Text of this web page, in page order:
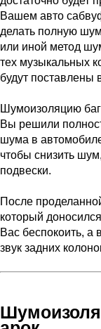
Вашем авто
делать полную
или иной метод
тех музыкальных
будут поставлены
Шумоизоляцию
Вы решили
шума в
чтобы снизить
подвески.
После
который
Вас беспокоить,
звук задних